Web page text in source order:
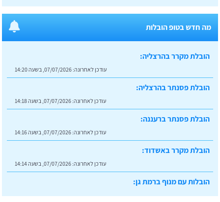
מה חדש בטופ הובלות
הובלת מקרר בהרצליה:
עודכן לאחרונה: 07/07/2026, בשעה 14:20
הובלת פסנתר בהרצליה:
עודכן לאחרונה: 07/07/2026, בשעה 14:18
הובלת פסנתר ברעננה:
עודכן לאחרונה: 07/07/2026, בשעה 14:16
הובלת מקרר באשדוד:
עודכן לאחרונה: 07/07/2026, בשעה 14:14
הובלות עם מנוף ברמת גן:
עודכן לאחרונה:07/07/2026, בשעה 14:23